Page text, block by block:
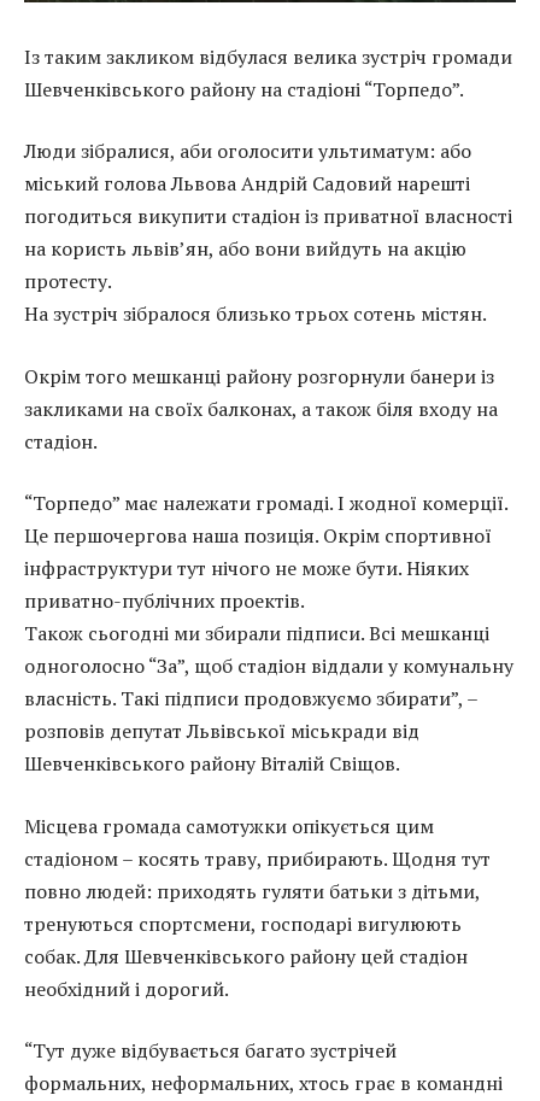
Із таким закликом відбулася велика зустріч громади
Шевченківського району на стадіоні “Торпедо”.
Люди зібралися, аби оголосити ультиматум: або
міський голова Львова Андрій Садовий нарешті
погодиться викупити стадіон із приватної власності
на користь львів’ян, або вони вийдуть на акцію
протесту.
На зустріч зібралося близько трьох сотень містян.
Окрім того мешканці району розгорнули банери із
закликами на своїх балконах, а також біля входу на
стадіон.
“Торпедо” має належати громаді. І жодної комерції.
Це першочергова наша позиція. Окрім спортивної
інфраструктури тут нічого не може бути. Ніяких
приватно-публічних проектів.
Також сьогодні ми збирали підписи. Всі мешканці
одноголосно “За”, щоб стадіон віддали у комунальну
власність. Такі підписи продовжуємо збирати”, –
розповів депутат Львівської міськради від
Шевченківського району Віталій Свіщов.
Місцева громада самотужки опікується цим
стадіоном – косять траву, прибирають. Щодня тут
повно людей: приходять гуляти батьки з дітьми,
тренуються спортсмени, господарі вигулюють
собак. Для Шевченківського району цей стадіон
необхідний і дорогий.
“Тут дуже відбувається багато зустрічей
формальних, неформальних, хтось грає в командні